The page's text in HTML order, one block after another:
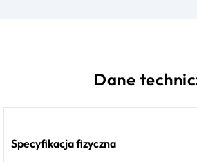
Dane
Specyfikacja fizyczna